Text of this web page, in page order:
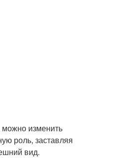
изменить
роль, заставляя
вид.